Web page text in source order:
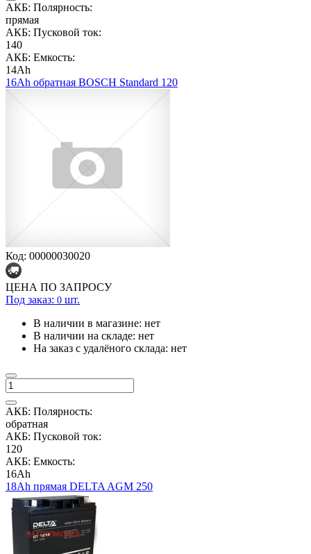
АКБ: Полярность:
прямая
АКБ: Пусковой ток:
140
АКБ: Емкость:
14Ah
16Ah обратная BOSCH Standard 120
Код: 00000030020
ЦЕНА ПО ЗАПРОСУ
Под заказ: 0 шт.
В наличии в магазине: нет
В наличии на складе: нет
На заказ с удалёного склада: нет
АКБ: Полярность:
обратная
АКБ: Пусковой ток:
120
АКБ: Емкость:
16Ah
18Ah прямая DELTA AGM 250